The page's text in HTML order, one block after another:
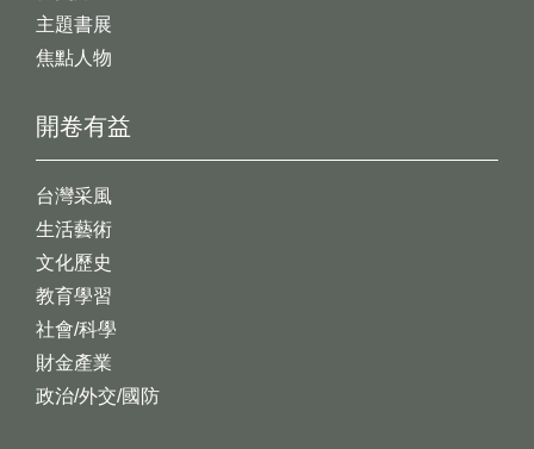
開卷有益
台灣采風
生活藝術
文化歷史
教育學習
社會/科學
財金產業
政治/外交/國防
主題書展
焦點人物